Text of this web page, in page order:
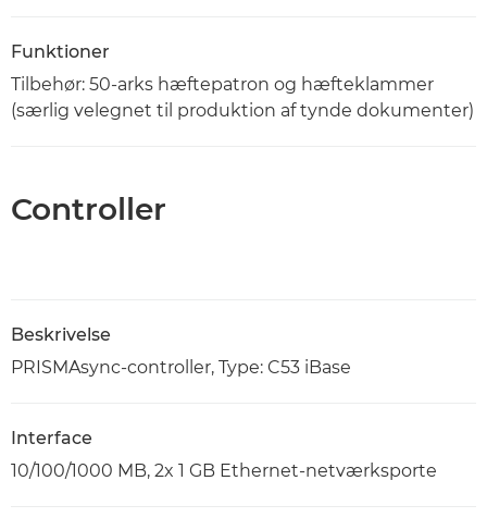
Funktioner
Tilbehør: 50-arks hæftepatron og hæfteklammer
(særlig velegnet til produktion af tynde dokumenter)
Controller
Beskrivelse
PRISMAsync-controller, Type: C53 iBase
Interface
10/100/1000 MB, 2x 1 GB Ethernet-netværksporte